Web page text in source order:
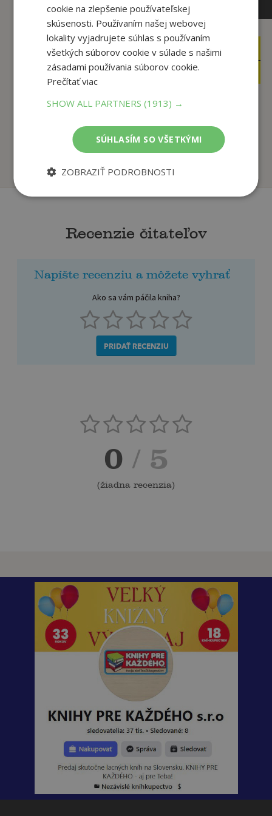
12 €
3,95€
Dana Hlavatá Dana Hlavatá
Recenzie čitateľov
Napíšte recenziu a môžete vyhrať
Ako sa vám páčila kniha?
PRIDAŤ RECENZIU
0 / 5
(žiadna recenzia)
cookie na zlepšenie používateľskej
skúsenosti. Používaním našej webovej
lokality vyjadrujete súhlas s používaním
všetkých súborov cookie v súlade s našimi
zásadami používania súborov cookie.
Prečítať viac
SHOW ALL PARTNERS(1913) →
SÚHLASÍM SO VŠETKÝMI
ZOBRAZIŤ PODROBNOSTI